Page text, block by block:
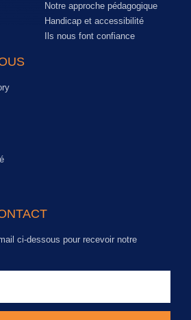
Notre approche pédagogique
Handicap et accessibilité
Ils nous font confiance
ci-dessous pour recevoir notre